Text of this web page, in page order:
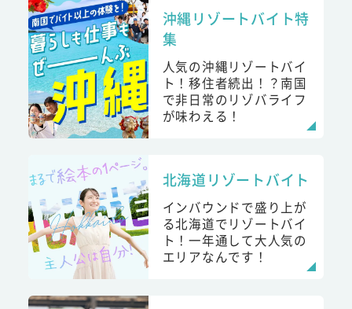
沖縄リゾートバイト特
集
人気の沖縄リゾートバイ
ト！移住者続出！？南国
で非日常のリゾバライフ
が味わえる！
北海道リゾートバイト
インバウンドで盛り上が
る北海道でリゾートバイ
ト！一年通して大人気の
エリアなんです！